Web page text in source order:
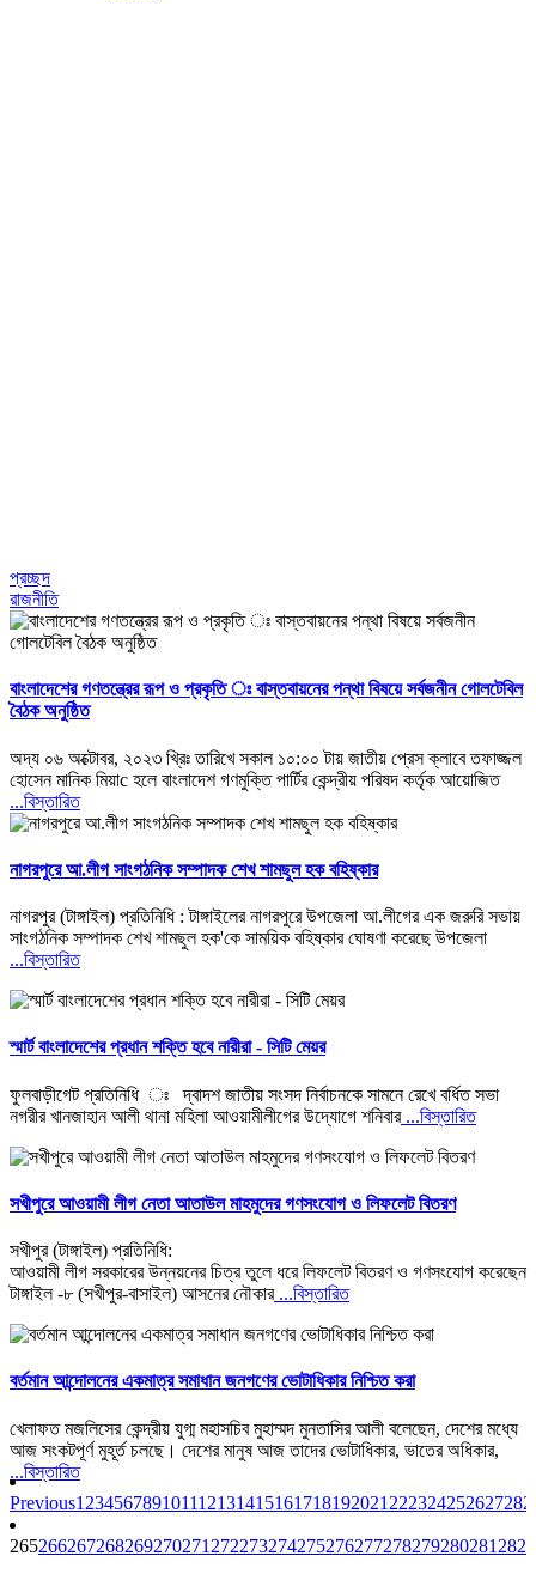
প্রচ্ছদ
রাজনীতি
বাংলাদেশের গণতন্ত্রের রূপ ও প্রকৃতি ঃ বাস্তবায়নের পন্থা বিষয়ে সর্বজনীন গোলটেবিল
বৈঠক অনুষ্ঠিত
অদ্য ০৬ অক্টোবর, ২০২৩ খ্রিঃ তারিখে সকাল ১০:০০ টায় জাতীয় প্রেস ক্লাবে তফাজ্জল
হোসেন মানিক মিয়াc হলে বাংলাদেশ গণমুক্তি পার্টির কেন্দ্রীয় পরিষদ কর্তৃক আয়োজিত
...বিস্তারিত
নাগরপুরে আ.লীগ সাংগঠনিক সম্পাদক শেখ শামছুল হক বহিষ্কার
নাগরপুর (টাঙ্গাইল) প্রতিনিধি : টাঙ্গাইলের নাগরপুরে উপজেলা আ.লীগের এক জরুরি সভায়
সাংগঠনিক সম্পাদক শেখ শামছুল হক'কে সাময়িক বহিষ্কার ঘোষণা করেছে উপজেলা
...বিস্তারিত
স্মার্ট বাংলাদেশের প্রধান শক্তি হবে নারীরা - সিটি মেয়র
ফুলবাড়ীগেট প্রতিনিধি ঃ দ্বাদশ জাতীয় সংসদ নির্বাচনকে সামনে রেখে বর্ধিত সভা
নগরীর খানজাহান আলী থানা মহিলা আওয়ামীলীগের উদ্যোগে শনিবার...বিস্তারিত
সখীপুরে আওয়ামী লীগ নেতা আতাউল মাহমুদের গণসংযোগ ও লিফলেট বিতরণ
সখীপুর (টাঙ্গাইল) প্রতিনিধি:
আওয়ামী লীগ সরকারের উন্নয়নের চিত্র তুলে ধরে লিফলেট বিতরণ ও গণসংযোগ করেছেন
টাঙ্গাইল -৮ (সখীপুর-বাসাইল) আসনের নৌকার...বিস্তারিত
বর্তমান আন্দোলনের একমাত্র সমাধান জনগণের ভোটাধিকার নিশ্চিত করা
খেলাফত মজলিসের কেন্দ্রীয় যুগ্ম মহাসচিব মুহাম্মদ মুনতাসির আলী বলেছেন, দেশের মধ্যে
আজ সংকটপূর্ণ মুহূর্ত চলছে। দেশের মানুষ আজ তাদের ভোটাধিকার, ভাতের অধিকার,
...বিস্তারিত
Previous1 23456789101112131415161718192021 22232425262728
265266267268269270271 272273274275276277278279280281 282